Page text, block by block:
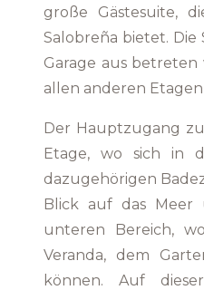
große Gästesuite,
Salobreña bietet.
Garage aus
allen anderen
Der Hauptzugang
Etage, wo sich in
dazugehörigen
Blick auf das Meer
unteren Bereich,
Veranda, dem
können. Auf